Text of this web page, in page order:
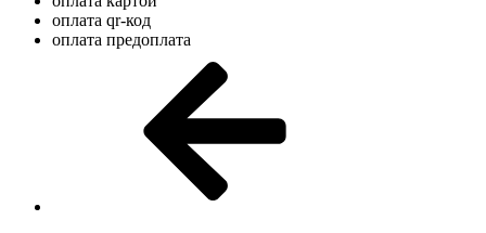
оплата qr-код
оплата предоплата